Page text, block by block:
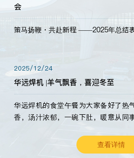
会
策马扬鞭・共赴新程 ——2025年总结
2025/12/24
华远焊机 |羊气飘香，喜迎冬至
华远焊机的食堂午餐为大家备好了热
香，汤汁浓郁，一碗下肚，暖意从同
查看详情